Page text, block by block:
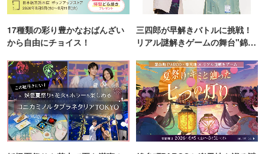
17種類の彩り豊かなおばんざい
から自由にチョイス！
三四郎が早解きバトルに挑戦！
リアル謎解きゲームの舞台"錦糸